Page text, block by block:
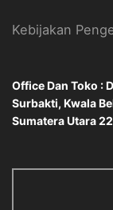
Kebijakan
Office Dan Toko :
Surbakti, Kwala
Sumatera Utara